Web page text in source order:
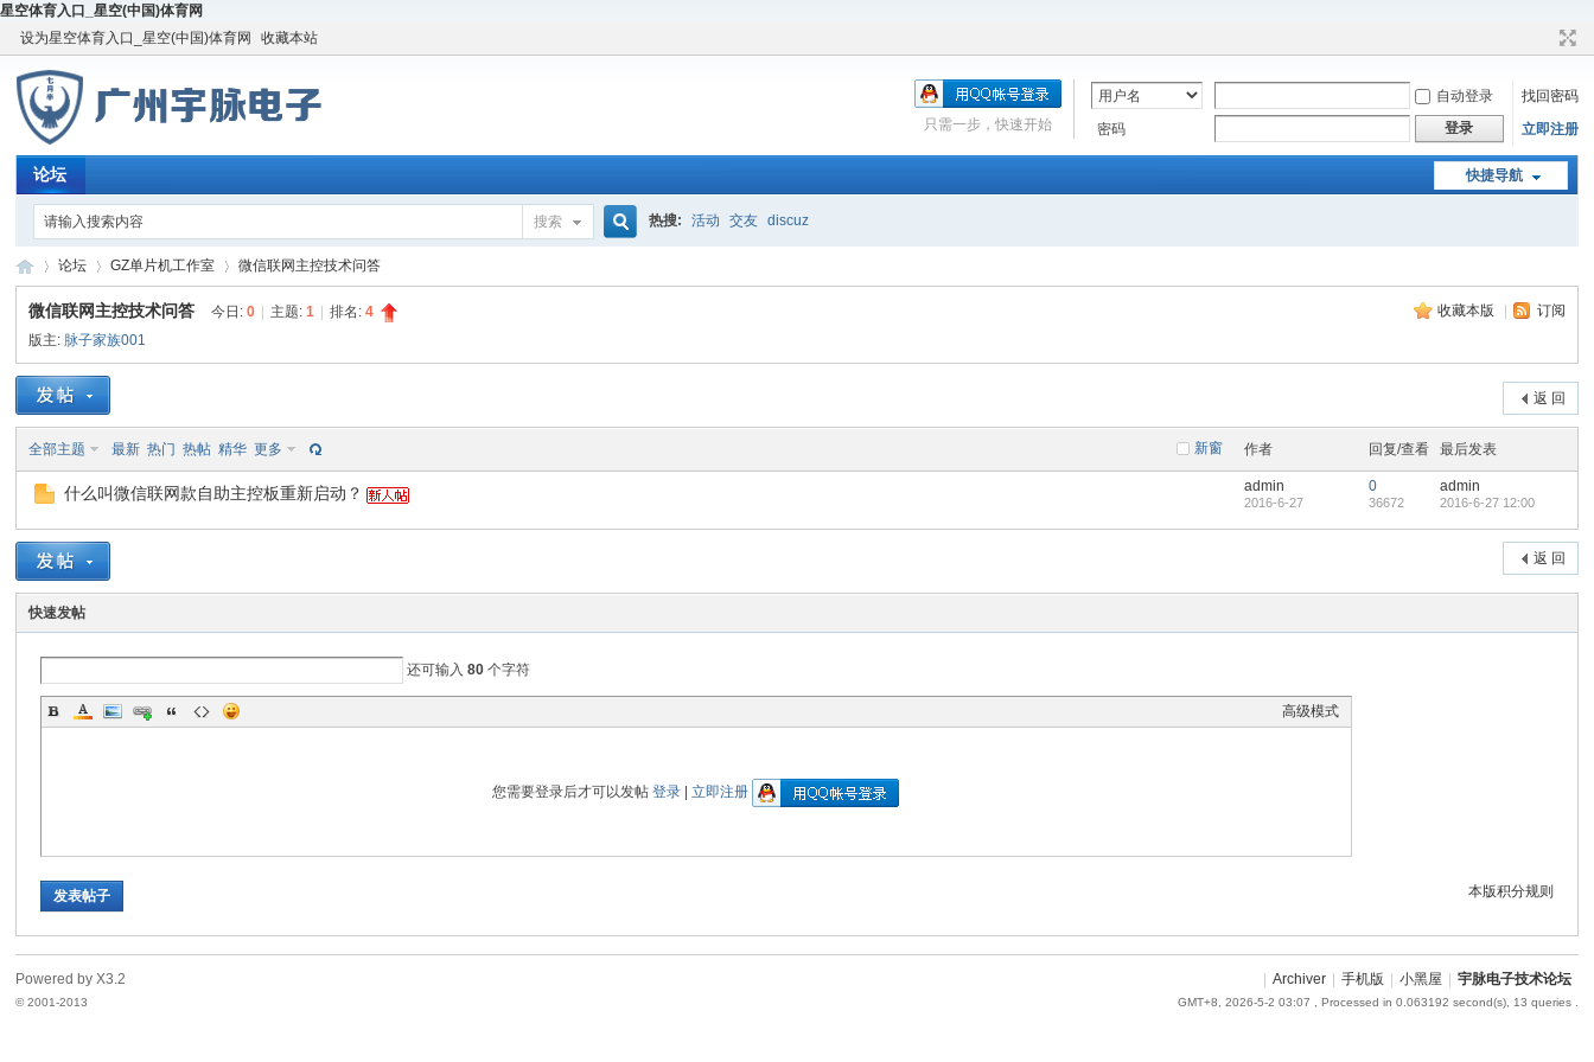
星空体育入口_星空(中国)体育网
设为星空体育入口_星空(中国)体育网
收藏本站
自动登录
找回密码
密码
登录 立即注册
只需一步，快速开始
快捷导航
论坛
搜索 热搜: 活动 交友 discuz
宇
脉
»
论坛
›
GZ单片机工作室
›
微信联网主控技术问答
收藏本版 订阅
微信联网主控技术问答 今日:0 主题:1 排名:4
版主: 脉子家族001
返 回
新窗
全部主题 最新 热门 热帖 精华 更多 作者 回复/查看 最后发表
什么叫微信联网款自助主控板重新启动？ admin
2016-6-27
0
36672
admin
2016-6-27 12:00
返 回
快速发帖
还可输入80 个字符
高级模式
您需要登录后才可以发帖登录 |立即注册
本版积分规则
发表帖子
Archiver 手机版 小黑屋 宇脉电子技术论坛
GMT+8, 2026-5-2 03:07 , Processed in 0.063192 second(s), 13 queries .
Powered byX3.2
© 2001-2013